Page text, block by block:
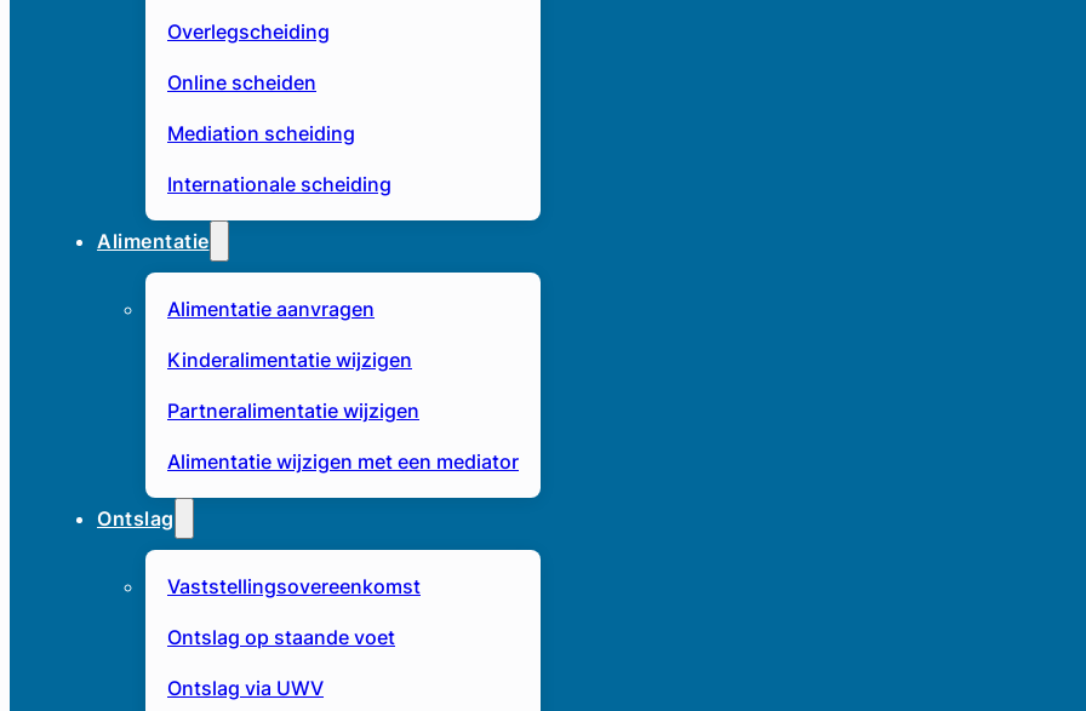
Overlegscheiding
Online scheiden
Mediation scheiding
Internationale scheiding
Alimentatie
Alimentatie aanvragen
Kinderalimentatie wijzigen
Partneralimentatie wijzigen
Alimentatie wijzigen met een mediator
Ontslag
Vaststellingsovereenkomst
Ontslag op staande voet
Ontslag via UWV